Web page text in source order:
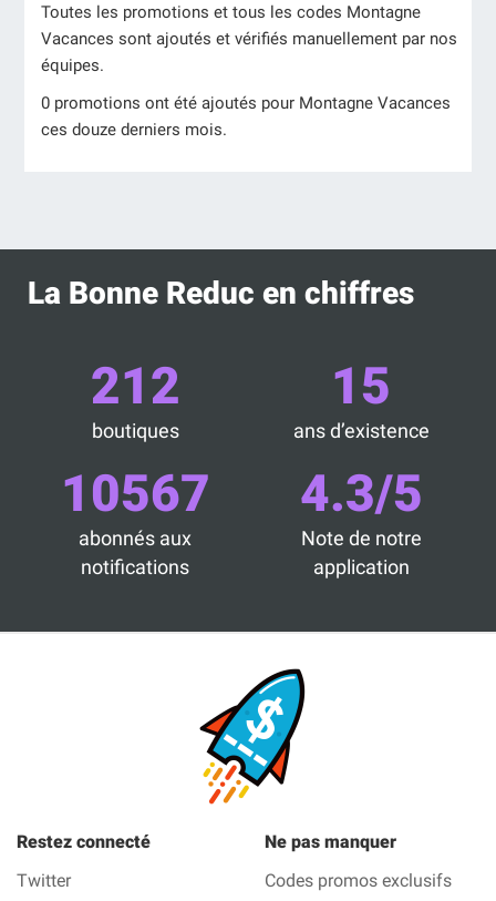
Toutes les promotions et tous les codes Montagne
Vacances sont ajoutés et vérifiés manuellement par nos
équipes.
0 promotions ont été ajoutés pour Montagne Vacances
ces douze derniers mois.
La Bonne Reduc en chiffres
212
boutiques
15
ans d’existence
10567
abonnés aux
notifications
4.3/5
Note de notre
application
Restez connecté
Twitter
Ne pas manquer
Codes promos exclusifs